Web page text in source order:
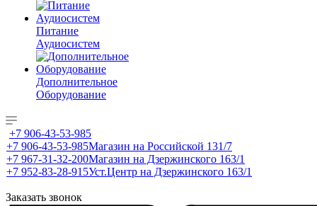
Питание
Аудиосистем
Дополнительное
Оборудование
+7 906-43-53-985
+7 906-43-53-985Магазин на Российской 131/7
+7 967-31-32-200Магазин на Дзержинского 163/1
+7 952-83-28-915Уст.Центр на Дзержинского 163/1
Заказать звонок